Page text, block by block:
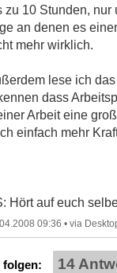
zu 10 Stunden, nur
an denen es
mehr wirklich.
lese ich
dass
Arbeit eine
einfach mehr
Hört auf euch
09:36 •
14